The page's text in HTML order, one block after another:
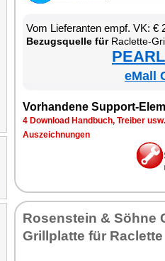
Vom Lie­fe­ran­ten empf. VK: €
Be­zugs­quel­le fürRa­clette-
eMall
Vor­han­de­ne Sup­port-
4 Down­load Hand­buch, Trei­ber usw.
Aus­zeich­nun­gen
Ro­sen­stein & Söh­ne
Grill­plat­te für Ra­clette